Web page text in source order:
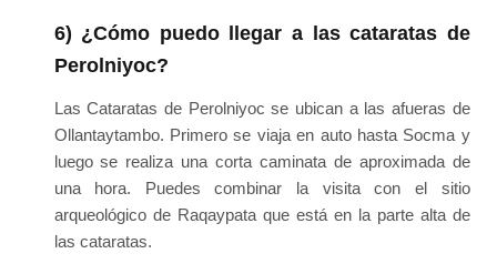
6) ¿Cómo puedo llegar a las cataratas de
Perolniyoc?
Las Cataratas de Perolniyoc se ubican a las afueras de
Ollantaytambo. Primero se viaja en auto hasta Socma y
luego se realiza una corta caminata de aproximada de
una hora. Puedes combinar la visita con el sitio
arqueológico de Raqaypata que está en la parte alta de
las cataratas.